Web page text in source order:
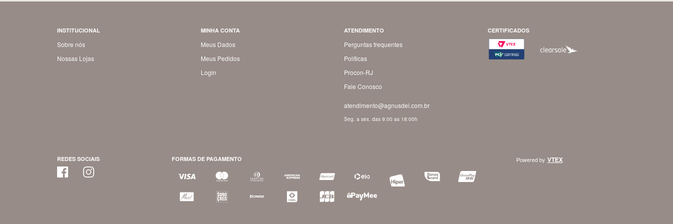
INSTITUCIONAL
Sobre nós
Nossas Lojas
MINHA CONTA
Meus Dados
Meus Pedidos
Login
ATENDIMENTO
Perguntas frequentes
Políticas
Procon-RJ
Fale Conosco
atendimento@agnusdei.com.br
Seg. a sex. das 9:00 as 18:00h
CERTIFICADOS
REDES SOCIAIS FORMAS DE PAGAMENTO Powered by VTEX